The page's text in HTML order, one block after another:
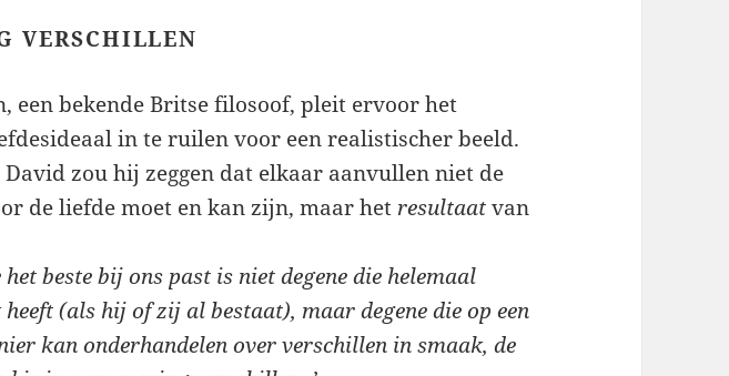
VERSCHILLEN
een bekende Britse filosoof, pleit ervoor het
in te ruilen voor een realistischer beeld.
David zou hij zeggen dat elkaar aanvullen niet de
de liefde moet en kan zijn, maar het resultaatvan
het beste bij ons past is niet degene die helemaal
heeft (als hij of zij al bestaat), maar degene die op een
kan onderhandelen over verschillen in smaak, de